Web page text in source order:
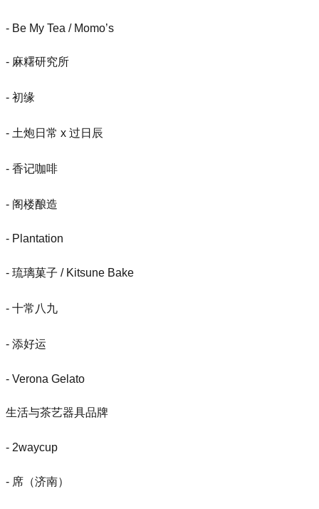
- Be My Tea / Momo’s
- 麻糬研究所
- 初缘
- 土炮日常 x 过日辰
- 香记咖啡
- 阁楼酿造
- Plantation
- 琉璃菓子 / Kitsune Bake
- 十常八九
- 添好运
- Verona Gelato
生活与茶艺器具品牌
- 2waycup
- 席（济南）